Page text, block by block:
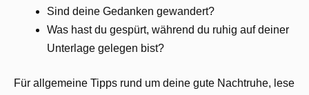
Sind deine Gedanken gewandert?
Was hast du gespürt, während du ruhig auf deiner
Unterlage gelegen bist?
Für allgemeine Tipps rund um deine gute Nachtruhe, lese